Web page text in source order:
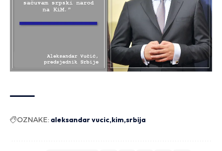
OZNAKE: aleksandar vucic kim srbija